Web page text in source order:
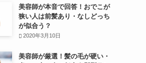
美容師が本音で回答！おでこが
狭い人は前髪あり・なしどっち
が似合う？
2020年3月10日
美容師が厳選！髪の毛が硬い・